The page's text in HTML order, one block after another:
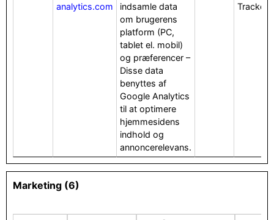
analytics.com
indsamle data
om brugerens
platform (PC,
tablet el. mobil)
og præferencer –
Disse data
benyttes af
Google Analytics
til at optimere
hjemmesidens
indhold og
annoncerelevans.
Tracker
Marketing (6)